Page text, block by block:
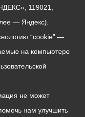
119021,
— Яндекс).
“cookie” —
на компьютере
не может
нам улучшить